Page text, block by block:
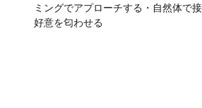
ミングでアプローチする・自然体で
好意を匂わせる